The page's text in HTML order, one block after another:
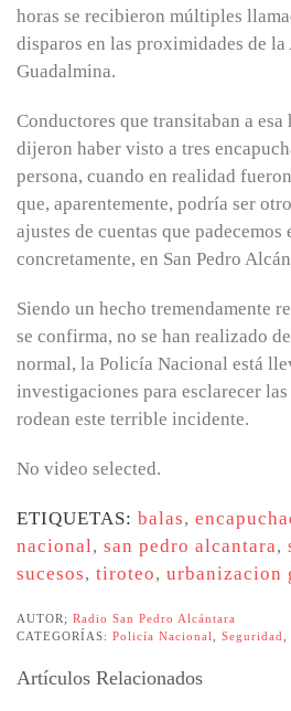
horas se recibieron múltiples
disparos en las proximidades de
Guadalmina.
Conductores que transitaban a
dijeron haber visto a tres
persona, cuando en realidad
que, aparentemente, podría ser
ajustes de cuentas que padecemos
concretamente, en San Pedro
Siendo un hecho tremendamente
se confirma, no se han realizado
normal, la Policía Nacional está
investigaciones para esclarecer
rodean este terrible incidente.
No video selected.
ETIQUETAS: balas,
nacional, san pedro alcantara,
sucesos, tiroteo, urbanizacion
AUTOR; Radio San Pedro Alcántara
CATEGORÍAS: Policía Nacional Seguridad
Artículos Relacionados